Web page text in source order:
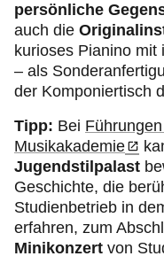
persönliche
auch die
kurioses Pianino mit
– als
der Komponiertisch
Tipp: Bei
Musikakademie
Jugendstilpalast
Geschichte, die
Studienbetrieb in
erfahren, zum
Minikonzert von